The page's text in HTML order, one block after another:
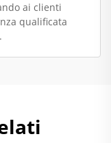
ai clienti
qualificata